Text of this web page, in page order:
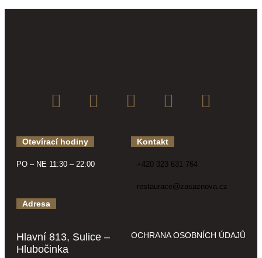
Otevírací hodiny
PO – NE 11:30 – 22:00
Adresa
Hlavní 813, Sulice –
Hlubočinka
Kontakt
+420 323 631 764
restaurace@zasaznova.cz
OCHRANA OSOBNÍCH ÚDAJŮ